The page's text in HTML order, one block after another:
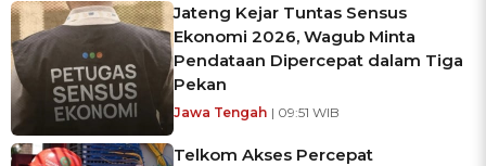
Jateng Kejar Tuntas Sensus
Ekonomi 2026, Wagub Minta
Pendataan Dipercepat dalam Tiga
Pekan
Jawa Tengah | 09:51 WIB
Telkom Akses Percepat